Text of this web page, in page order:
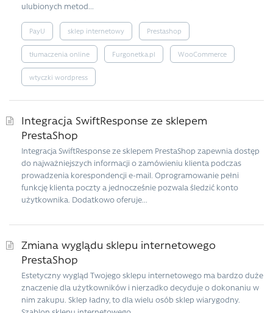
ulubionych metod...
PayU sklep internetowy Prestashop
tłumaczenia online Furgonetka.pl WooCommerce
wtyczki wordpress
Integracja SwiftResponse ze sklepem
PrestaShop
Integracja SwiftResponse ze sklepem PrestaShop zapewnia dostęp
do najważniejszych informacji o zamówieniu klienta podczas
prowadzenia korespondencji e-mail. Oprogramowanie pełni
funkcję klienta poczty a jednocześnie pozwala śledzić konto
użytkownika. Dodatkowo oferuje...
Zmiana wyglądu sklepu internetowego
PrestaShop
Estetyczny wygląd Twojego sklepu internetowego ma bardzo duże
znaczenie dla użytkowników i nierzadko decyduje o dokonaniu w
nim zakupu. Sklep ładny, to dla wielu osób sklep wiarygodny.